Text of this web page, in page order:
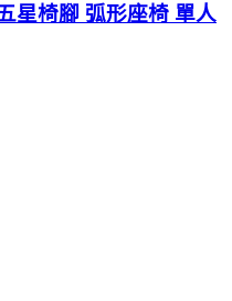
星椅腳 弧形座椅 單人